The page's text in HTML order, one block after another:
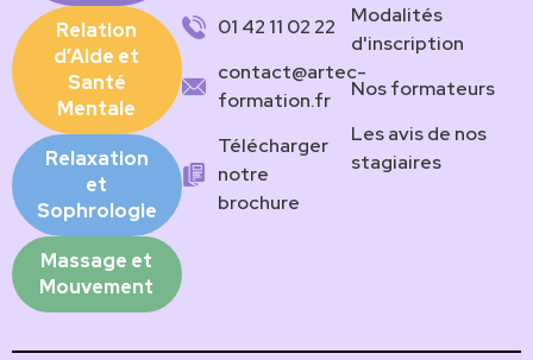
Relation
d’Aide et
Santé
Mentale
Relaxation
et
Sophrologie
Massage et
Mouvement
01 42 11 02 22
contact@artec-
formation.fr
Télécharger
notre
brochure
Modalités
d'inscription
Nos formateurs
Les avis de nos
stagiaires